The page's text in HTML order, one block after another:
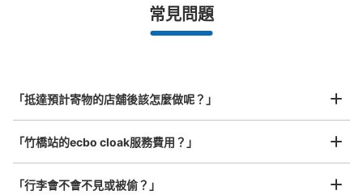
事先用手機預約
指定的日期和時間
全國有1,000家以上合作店鋪
最長邊未滿45cm的行李（小型背包、手提包、手提行李
¥800/日
常見問題
「抵達預計寄物的店舖後該怎麼做呢？」
「竹橋站的ecbo cloak服務費用？」
「行李會不會不見或被偷？」